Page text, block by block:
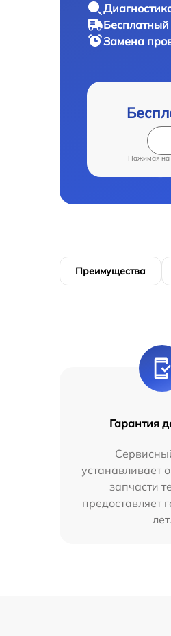
Замена
Нажимая на
Преимущества
Гарантия
устанавливает
запчасти
предоставляет
лет.